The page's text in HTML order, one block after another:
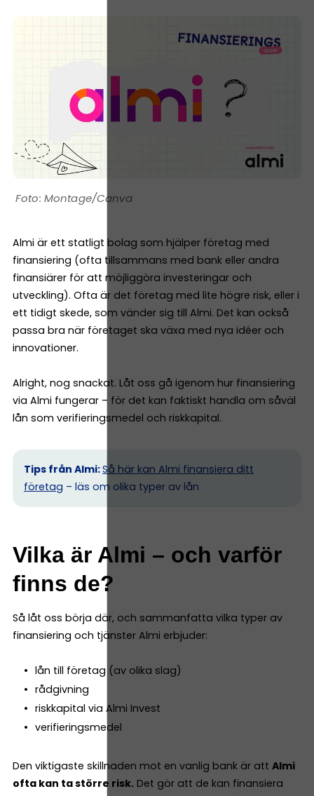
Montage/Canva
Almi är ett statligt bolag som hjälper företag med
finansiering (ofta tillsammans med bank eller andra
finansiärer för att möjliggöra investeringar och
utveckling). Ofta är det företag med lite högre risk, eller i
ett tidigt skede, som vänder sig till Almi. Det kan också
passa bra när företaget ska växa med nya idéer och
innovationer.
Alright, nog snackat. Låt oss gå igenom hur finansiering
via Almi fungerar – för det kan faktiskt handla om såväl
lån som verifieringsmedel och riskkapital.
Tips från Almi:Så här kan Almi finansiera ditt
företag – läs om olika typer av lån
Vilka är Almi – och varför
finns de?
Så låt oss börja där, och sammanfatta vilka typer av
finansiering och tjänster Almi erbjuder:
lån till företag (av olika slag)
rådgivning
riskkapital via Almi Invest
verifieringsmedel
Den viktigaste skillnaden mot en vanlig bank är att Almi
ofta kan ta större risk. Det gör att de kan finansiera